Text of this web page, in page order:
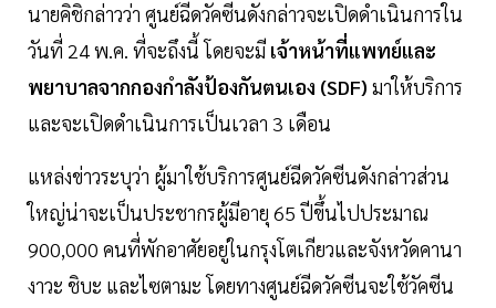
นายคิชิกล่าวว่า ศูนย์ฉีดวัคซีนดังกล่าวจะเปิดดำเนินการใน
วันที่ 24 พ.ค. ที่จะถึงนี้ โดยจะมี เจ้าหน้าที่แพทย์และ
พยาบาลจากกองกำลังป้องกันตนเอง (SDF) มาให้บริการ
และจะเปิดดำเนินการเป็นเวลา 3 เดือน
แหล่งข่าวระบุว่า ผู้มาใช้บริการศูนย์ฉีดวัคซีนดังกล่าวส่วน
ใหญ่น่าจะเป็นประชากรผู้มีอายุ 65 ปีขึ้นไปประมาณ
900,000 คนที่พักอาศัยอยู่ในกรุงโตเกียวและจังหวัดคานา
งาวะ ชิบะ และไซตามะ โดยทางศูนย์ฉีดวัคซีนจะใช้วัคซีน